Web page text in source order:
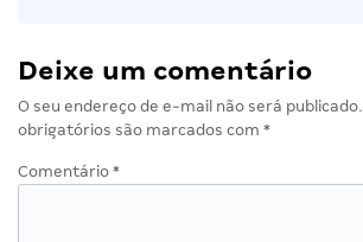
Deixe um comentário
O seu endereço de e-mail não será publicado.
obrigatórios são marcados com *
Comentário *